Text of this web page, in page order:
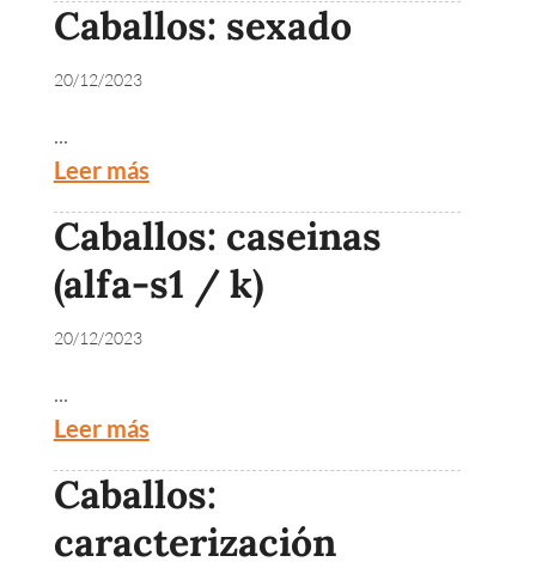
Caballos: sexado
20/12/2023
...
Leer más
Caballos: caseinas
(alfa-s1 / k)
20/12/2023
...
Leer más
Caballos:
caracterización